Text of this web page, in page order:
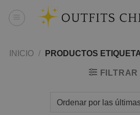
INICIO / PRODUCTOS
FILTRAR